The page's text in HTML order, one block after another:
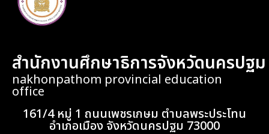
สำนักงานศึกษาธิการจังหวัดนครปฐม
nakhonpathom provincial education
office
161/4 หมู่ 1 ถนนเพชรเกษม ตำบลพระประโทน
อำเภอเมือง จังหวัดนครปฐม 73000